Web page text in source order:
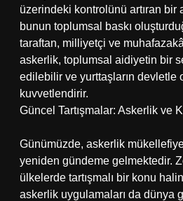
üzerindeki kontrolünü artıran bir
bunun toplumsal baskı
taraftan, milliyetçi ve
askerlik, toplumsal aidiyetin bir
edilebilir ve yurttaşların devletle
kuvvetlendirir.
Güncel Tartışmalar: Askerlik ve
Günümüzde, askerlik
yeniden gündeme gelmektedir.
ülkelerde tartışmalı bir konu
askerlik uygulamaları da dünya